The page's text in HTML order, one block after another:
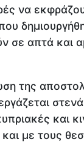
να
σε απτά και
της
και
με τους